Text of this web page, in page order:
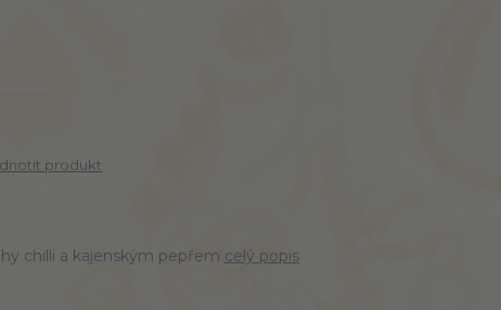
produkt
chilli a kajenským pepřem celý popis